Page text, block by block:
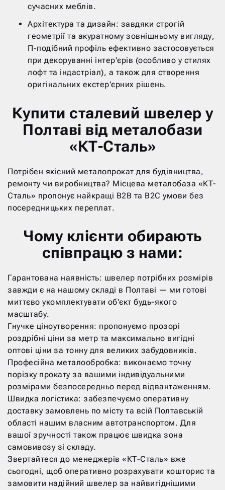
сучасних меблів.
Архітектура та дизайн: завдяки строгій
геометрії та акуратному зовнішньому вигляду,
П-подібний профіль ефективно застосовується
при декоруванні інтер'єрів (особливо у стилях
лофт та індастріал), а також для створення
оригінальних екстер'єрних рішень.
Купити сталевий швелер у
Полтаві від металобази
«КТ-Сталь»
Потрібен якісний металопрокат для будівництва,
ремонту чи виробництва? Місцева металобаза «КТ-
Сталь» пропонує найкращі B2B та B2C умови без
посередницьких переплат.
Чому клієнти обирають
співпрацю з нами:
Гарантована наявність: швелер потрібних розмірів
завжди є на нашому складі в Полтаві — ми готові
миттєво укомплектувати об'єкт будь-якого
масштабу.
Гнучке ціноутворення: пропонуємо прозорі
роздрібні ціни за метр та максимально вигідні
оптові ціни за тонну для великих забудовників.
Професійна металообробка: виконаємо точну
порізку прокату за вашими індивідуальними
розмірами безпосередньо перед відвантаженням.
Швидка логістика: забезпечуємо оперативну
доставку замовлень по місту та всій Полтавській
області нашим власним автотранспортом. Для
вашої зручності також працює швидка зона
самовивозу зі складу.
Звертайтеся до менеджерів «КТ-Сталь» вже
сьогодні, щоб оперативно розрахувати кошторис та
замовити надійний швелер за найвигіднішими